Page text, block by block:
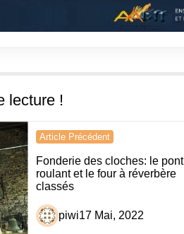
lecture !
Article Précédent
Fonderie des cloches: le pont
roulant et le four à réverbère
classés
piwi17 Mai, 2022